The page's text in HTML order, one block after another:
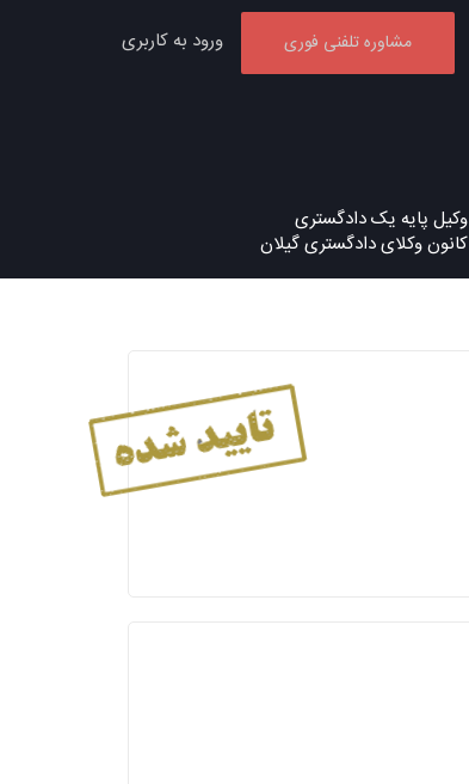
مشاوره تلفنی فوری ورود به کاربری
وکیل پایه یک دادگستری
کانون وکلای دادگستری گیلان